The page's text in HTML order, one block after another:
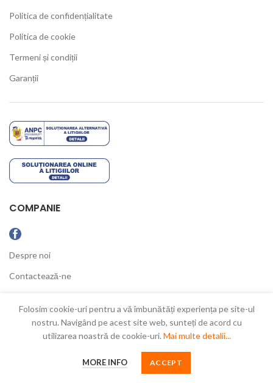
Politica de confidențialitate
Politica de cookie
Termeni și condiții
Garanții
COMPANIE
Despre noi
Contactează-ne
Folosim cookie-uri pentru a vă îmbunătăți experiența pe site-ul
nostru. Navigând pe acest site web, sunteți de acord cu
utilizarea noastră de cookie-uri. Mai multe detalii...
MORE INFO ACCEPT